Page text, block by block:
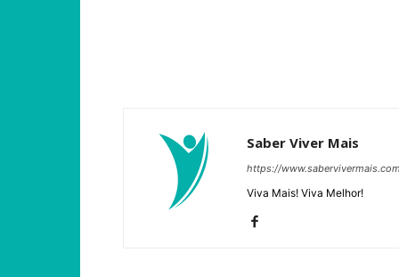
Saber Viver Mais
https://www.sabervivermais.com
Viva Mais! Viva Melhor!